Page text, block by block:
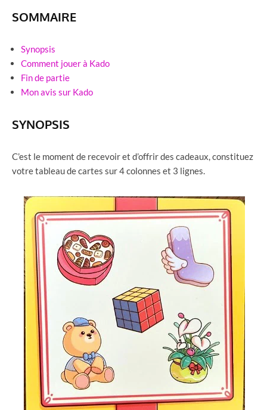
SOMMAIRE
Synopsis
Comment jouer à Kado
Fin de partie
Mon avis sur Kado
SYNOPSIS
C’est le moment de recevoir et d’offrir des cadeaux, constituez
votre tableau de cartes sur 4 colonnes et 3 lignes.